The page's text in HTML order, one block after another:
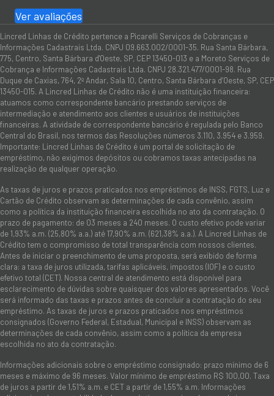
Ver avaliações
Lincred Linhas de Crédito pertence a Picarelli Serviços de Cobranças e
Informações Cadastrais Ltda. CNPJ 09.663.002/0001-35. Rua Santa Bárbara,
775, Centro, Santa Bárbara d'Oeste, SP, CEP 13450-013 e a Moreto Serviços de
Cobrança e Informações Cadastrais Ltda. CNPJ 28.321.477/0001-98. Rua
Duque de Caxias, 764, 2º Andar, Sala 10, Centro, Santa Bárbara d’Oeste, SP, CEP
13450-015. A Lincred Linhas de Crédito não é uma instituição financeira:
atuamos como correspondente bancário prestando serviços de
intermediação e atendimento aos clientes e usuários de instituições
financeiras. A atividade de correspondente bancário é regulada pelo Banco
Central do Brasil, nos termos das Resoluções números 3.110, 3.954 e 3.959.
Importante: Lincred Linhas de Crédito é um portal de solicitação de
empréstimo, não exigimos depósitos ou cobramos taxas antecipadas na
realização de qualquer operação.
As taxas de juros e prazos praticados nos empréstimos de INSS, FGTS, Luz e
Cartão de Crédito observam as determinações de cada convênio, assim
como a política da instituição financeira escolhida no ato da contratação. O
prazo de pagamento: de 03 meses a 240 meses. O custo efetivo pode variar
de 1,93% a.m. (25,80% a.a.) até 17,90% a.m. (621,38% a.a.). A Lincred Linhas de
Crédito tem o compromisso de total transparência com nossos clientes.
Antes de iniciar o preenchimento de uma proposta, será exibido de forma
clara: a taxa de juros utilizada, tarifas aplicáveis, impostos (IOF) e o custo
efetivo total (CET). Nossa central de atendimento está disponível para
esclarecimento de dúvidas sobre quaisquer dos valores apresentados. Você
será informado das taxas e prazos antes de concluir a contratação do seu
empréstimo. As taxas de juros e prazos praticados nos empréstimos
consignados (Governo Federal, Estadual, Municipal e INSS) observam as
determinações de cada convênio, assim como a política da empresa
escolhida no ato da contratação.
Informações adicionais sobre o empréstimo consignado: prazo mínimo de 6
meses e máximo de 96 meses. Valor mínimo de empréstimo R$ 100,00. Taxa
de juros a partir de 1,51% a.m. e CET a partir de 1,55% a.m. Informações